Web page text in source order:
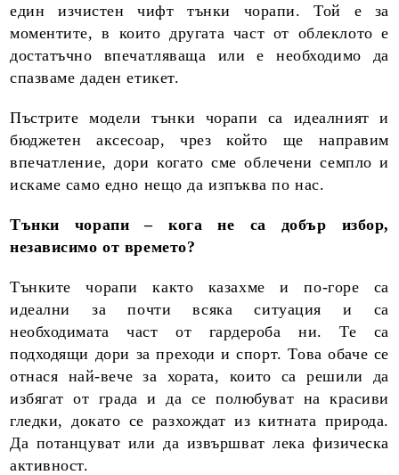
един изчистен чифт тънки чорапи. Той е за
моментите, в които другата част от облеклото е
достатъчно впечатляваща или е необходимо да
спазваме даден етикет.
Пъстрите модели тънки чорапи са идеалният и
бюджетен аксесоар, чрез който ще направим
впечатление, дори когато сме облечени семпло и
искаме само едно нещо да изпъква по нас.
Тънки чорапи – кога не са добър избор,
независимо от времето?
Тънките чорапи както казахме и по-горе са
идеални за почти всяка ситуация и са
необходимата част от гардероба ни. Те са
подходящи дори за преходи и спорт. Това обаче се
отнася най-вече за хората, които са решили да
избягат от града и да се полюбуват на красиви
гледки, докато се разхождат из китната природа.
Да потанцуват или да извършват лека физическа
активност.